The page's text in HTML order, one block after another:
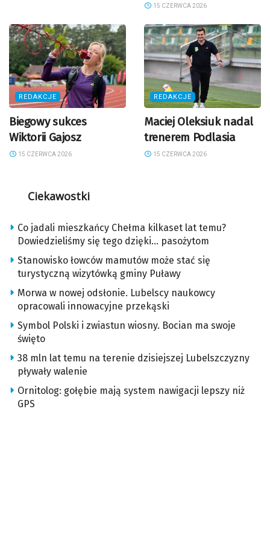
15 CZERWCA 2026
REDAKCJE
Biegowy sukces
Wiktorii Gajosz
15 CZERWCA 2026
REDAKCJE
Maciej Oleksiuk nadal
trenerem Podlasia
15 CZERWCA 2026
Ciekawostki
Co jadali mieszkańcy Chełma kilkaset lat temu?
Dowiedzieliśmy się tego dzięki… pasożytom
Stanowisko łowców mamutów może stać się
turystyczną wizytówką gminy Puławy
Morwa w nowej odsłonie. Lubelscy naukowcy
opracowali innowacyjne przekąski
Symbol Polski i zwiastun wiosny. Bocian ma swoje
święto
38 mln lat temu na terenie dzisiejszej Lubelszczyzny
pływały walenie
Ornitolog: gołębie mają system nawigacji lepszy niż
GPS